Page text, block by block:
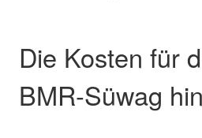
Die Kosten für
BMR-Süwag